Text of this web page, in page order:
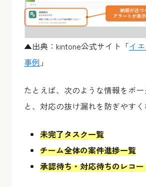
▲出典：kintone公式サイト「イ
事例 」
たとえば、次のような情報をポ
と、対応の抜け漏れを防ぎやすく
未完了タスク一覧
チーム全体の案件進捗一覧
承認待ち・対応待ちのレコ